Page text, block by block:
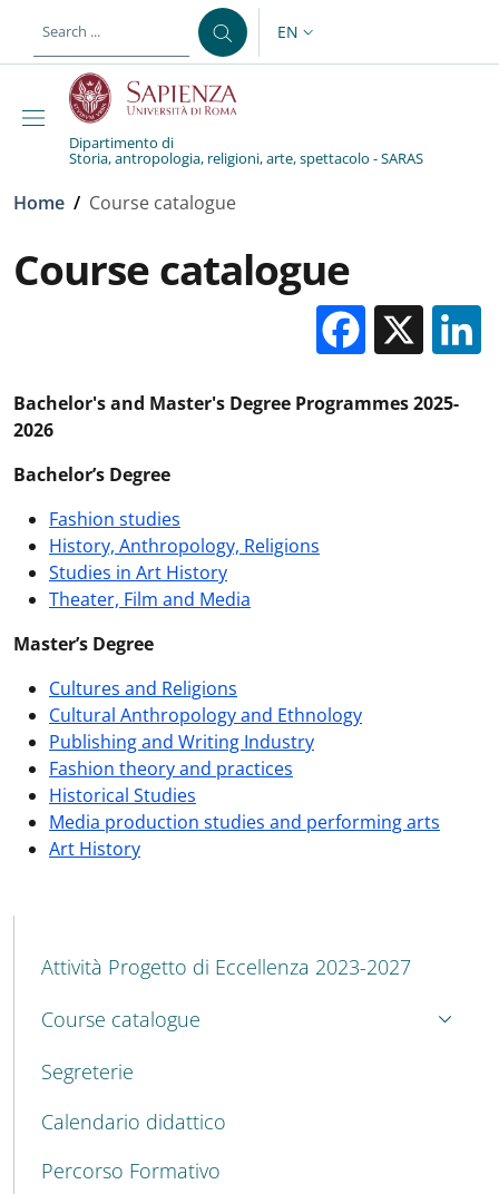
LANGUAGE SWITCHER:
EN
Dipartimento di
Storia, antropologia, religioni, arte, spettacolo - SARAS
Breadcrumb
Home / Course catalogue
Course catalogue
X
Bachelor's and Master's Degree Programmes 2025-
2026
Bachelor’s Degree
Fashion studies
History, Anthropology, Religions
Studies in Art History
Theater, Film and Media
Master’s Degree
Cultures and Religions
Cultural Anthropology and Ethnology
Publishing and Writing Industry
Fashion theory and practices
Historical Studies
Media production studies and performing arts
Art History
MENU CEV SECOND NAVIGATION
Attività Progetto di Eccellenza 2023-2027
Course catalogue
Segreterie
Calendario didattico
Percorso Formativo